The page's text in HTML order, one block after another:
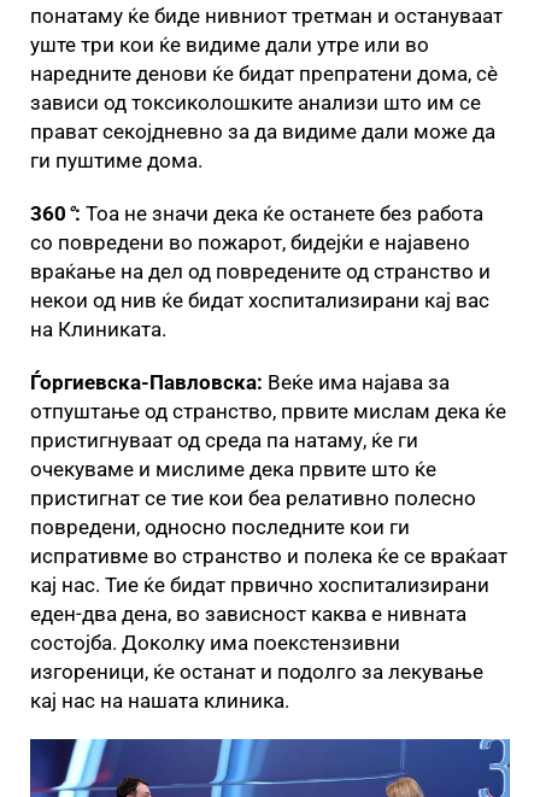
понатаму ќе биде нивниот третман и остануваат
уште три кои ќе видиме дали утре или во
наредните денови ќе бидат препратени дома, сè
зависи од токсиколошките анализи што им се
прават секојдневно за да видиме дали може да
ги пуштиме дома.
360 °: Тоа не значи дека ќе останете без работа
со повредени во пожарот, бидејќи е најавено
враќање на дел од повредените од странство и
некои од нив ќе бидат хоспитализирани кај вас
на Клиниката.
Ѓоргиевска-Павловска: Веќе има најава за
отпуштање од странство, првите мислам дека ќе
пристигнуваат од среда па натаму, ќе ги
очекуваме и мислиме дека првите што ќе
пристигнат се тие кои беа релативно полесно
повредени, односно последните кои ги
испративме во странство и полека ќе се враќаат
кај нас. Тие ќе бидат првично хоспитализирани
еден-два дена, во зависност каква е нивната
состојба. Доколку има поекстензивни
изгореници, ќе останат и подолго за лекување
кај нас на нашата клиника.